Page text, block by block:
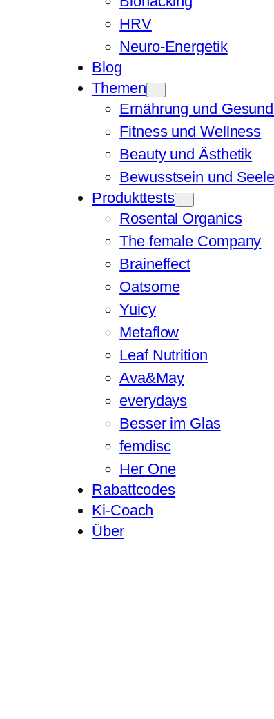
HRV
Neuro-Energetik
Blog
Themen
Ernährung und
Fitness und Wellness
Beauty und Ästhetik
Bewusstsein und Seele
Produkttests
Rosental Organics
The female Company
Braineffect
Oatsome
Yuicy
Metaflow
Leaf Nutrition
Ava&May
everydays
Besser im Glas
femdisc
Her One
Rabattcodes
Ki-Coach
Über